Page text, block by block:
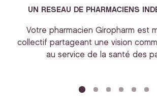
UN RESEAU DE PHARMACIENS
Votre pharmacien Giropharm est
collectif partageant une vision
au service de la santé des